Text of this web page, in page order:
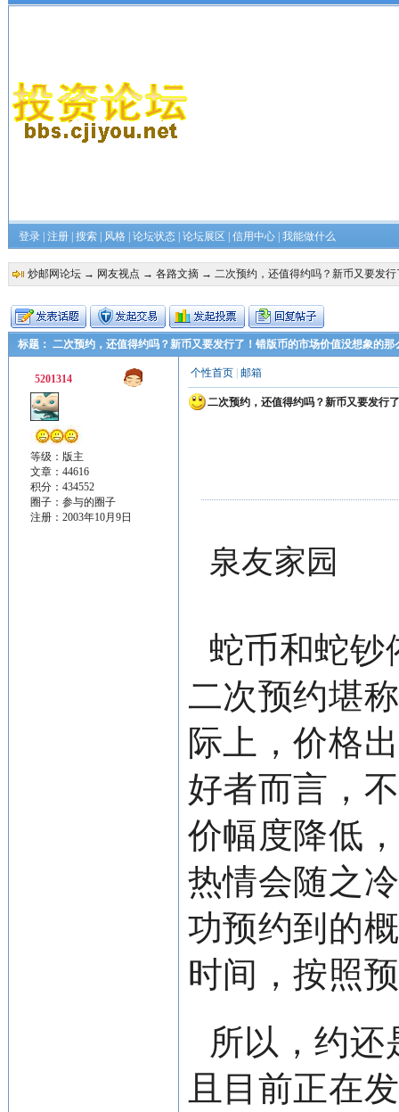
登录| 注册| 搜索| 风格| 论坛状态| 论坛展区 信用中心| 我能做什么
炒邮网论坛→ 网友视点 → 各路文摘→ 二次预约，还值得约吗？新币又要发
标题： 二次预约，还值得约吗？新币又要发行了！错版币的市场价值没想象的那
5201314
等级：版主
文章：44616
积分：434552
圈子： 参与的圈子
注册：2003年10月9日
个性首页| 邮箱
二次预约，还值得约吗？新币又要发行
泉友家园
蛇币和蛇钞
二次预约堪
际上，价格
好者而言，
价幅度降低
热情会随之
功预约到的
时间，按照
所以，约
且目前正在